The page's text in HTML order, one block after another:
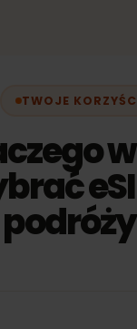
TWOJE